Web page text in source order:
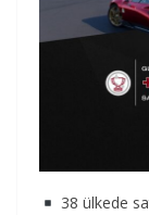
38 ülkede